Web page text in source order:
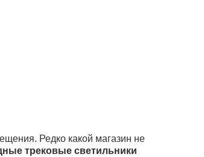
Редко какой магазин не
трековые светильники